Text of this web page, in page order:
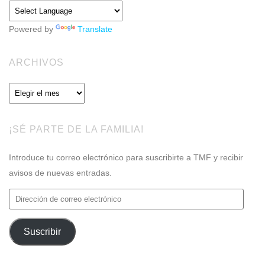
Powered by Translate
ARCHIVOS
Archivos
¡SÉ PARTE DE LA FAMILIA!
Introduce tu correo electrónico para suscribirte a TMF y recibir
avisos de nuevas entradas.
Dirección
de
correo
electrónico
Suscribir